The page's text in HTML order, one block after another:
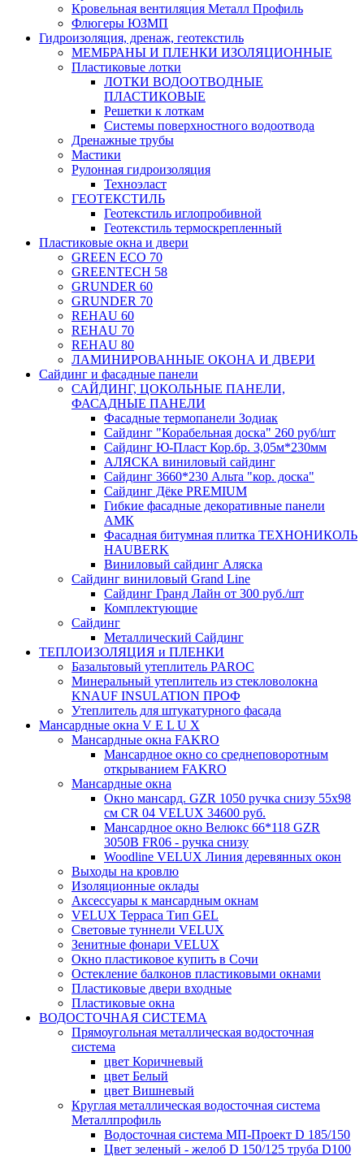
Кровельная вентиляция Металл Профиль
Флюгеры ЮЗМП
Гидроизоляция, дренаж, геотекстиль
МЕМБРАНЫ И ПЛЕНКИ ИЗОЛЯЦИОННЫЕ
Пластиковые лотки
ЛОТКИ ВОДООТВОДНЫЕ
ПЛАСТИКОВЫЕ
Решетки к лоткам
Системы поверхностного водоотвода
Дренажные трубы
Мастики
Рулонная гидроизоляция
Техноэласт
ГЕОТЕКСТИЛЬ
Геотекстиль иглопробивной
Геотекстиль термоскрепленный
Пластиковые окна и двери
GREEN ECO 70
GREENTECH 58
GRUNDER 60
GRUNDER 70
REHAU 60
REHAU 70
REHAU 80
ЛАМИНИРОВАННЫЕ ОКОНА И ДВЕРИ
Сайдинг и фасадные панели
САЙДИНГ, ЦОКОЛЬНЫЕ ПАНЕЛИ,
ФАСАДНЫЕ ПАНЕЛИ
Фасадные термопанели Зодиак
Сайдинг "Корабельная доска" 260 руб/шт
Сайдинг Ю-Пласт Кор.бр. 3,05м*230мм
АЛЯСКА виниловый сайдинг
Сайдинг 3660*230 Альта "кор. доска"
Сайдинг Дёке PREMIUM
Гибкие фасадные декоративные панели
АМК
Фасадная битумная плитка ТЕХНОНИКОЛЬ
HAUBERK
Виниловый сайдинг Аляска
Сайдинг виниловый Grand Line
Сайдинг Гранд Лайн от 300 руб./шт
Комплектующие
Сайдинг
Металлический Сайдинг
ТЕПЛОИЗОЛЯЦИЯ и ПЛЕНКИ
Базальтовый утеплитель PAROC
Минеральный утеплитель из стекловолокна
KNAUF INSULATION ПРОФ
Утеплитель для штукатурного фасада
Мансардные окна V E L U X
Мансардные окна FAKRO
Мансардное окно со среднеповоротным
открыванием FAKRO
Мансардные окна
Окно мансард. GZR 1050 ручка снизу 55х98
см CR 04 VELUX 34600 руб.
Мансардное окно Велюкс 66*118 GZR
3050B FR06 - ручка снизу
Woodline VELUX Линия деревянных окон
Выходы на кровлю
Изоляционные оклады
Аксессуары к мансардным окнам
VELUX Терраса Тип GEL
Световые туннели VELUX
Зенитные фонари VELUX
Окно пластиковое купить в Сочи
Остекление балконов пластиковыми окнами
Пластиковые двери входные
Пластиковые окна
ВОДОСТОЧНАЯ СИСТЕМА
Прямоугольная металлическая водосточная
система
цвет Коричневый
цвет Белый
цвет Вишневый
Круглая металлическая водосточная система
Металлпрофиль
Водосточная система МП-Проект D 185/150
Цвет зеленый - желоб D 150/125 труба D100